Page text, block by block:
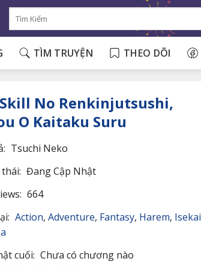
TÌM TRUYỆN THEO DÕI
No Renkinjutsushi,
O Kaitaku Suru
Tsuchi Neko
Đang Cập Nhật
664
Action,Adventure, Fantasy, Harem, Isekai
cuối: Chưa có chương nào